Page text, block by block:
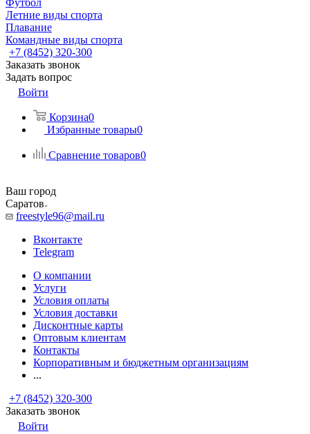
Футбол
Летние виды спорта
Плавание
Командные виды спорта
+7 (8452) 320-300
Заказать звонок
Задать вопрос
Войти
Корзина0
Избранные товары0
Сравнение товаров0
Ваш город
Саратов
freestyle96@mail.ru
Вконтакте
Telegram
О компании
Услуги
Условия оплаты
Условия доставки
Дисконтные карты
Оптовым клиентам
Контакты
Корпоративным и бюджетным организациям
...
+7 (8452) 320-300
Заказать звонок
Войти